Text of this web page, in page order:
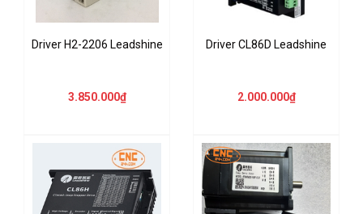
Driver H2-2206 Leadshine
3.850.000₫
Driver CL86D Leadshine
2.000.000₫